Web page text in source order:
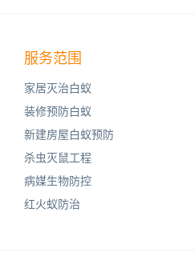
服务范围
家居灭治白蚁
装修预防白蚁
新建房屋白蚁预防
杀虫灭鼠工程
病媒生物防控
红火蚁防治